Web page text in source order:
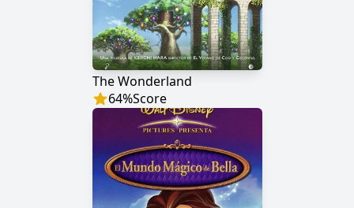
The Wonderland
64%Score